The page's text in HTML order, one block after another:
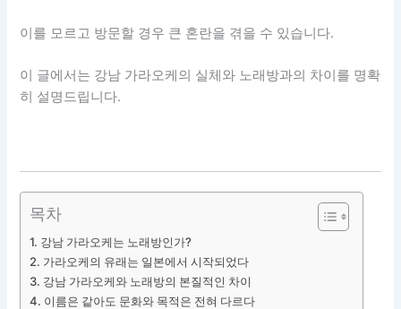
이를 모르고 방문할 경우 큰 혼란을 겪을 수 있습니다.
이 글에서는 강남 가라오케의 실체와 노래방과의 차이를 명확
히 설명드립니다.
목차
강남 가라오케는 노래방인가?
가라오케의 유래는 일본에서 시작되었다
강남 가라오케와 노래방의 본질적인 차이
이름은 같아도 문화와 목적은 전혀 다르다